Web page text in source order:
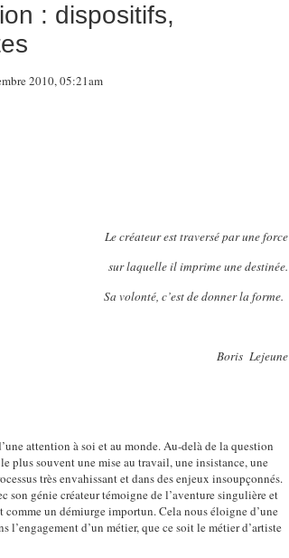
: dispositifs,
2010, 05:21am
Le créateur est traversé par une force
sur laquelle il imprime une destinée.
Sa volonté, c’est de donner la forme.
Boris Lejeune
attention à soi et au monde. Au-delà de la question
plus souvent une mise au travail, une insistance, une
très envahissant et dans des enjeux insoupçonnés.
son génie créateur témoigne de l’aventure singulière et
un démiurge importun. Cela nous éloigne d’une
l’engagement d’un métier, que ce soit le métier d’artiste